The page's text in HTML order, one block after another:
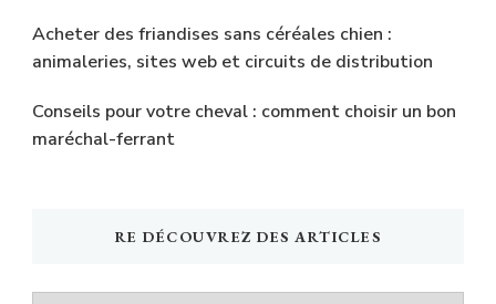
Acheter des friandises sans céréales chien :
animaleries, sites web et circuits de distribution
Conseils pour votre cheval : comment choisir un bon
maréchal-ferrant
RE DÉCOUVREZ DES ARTICLES